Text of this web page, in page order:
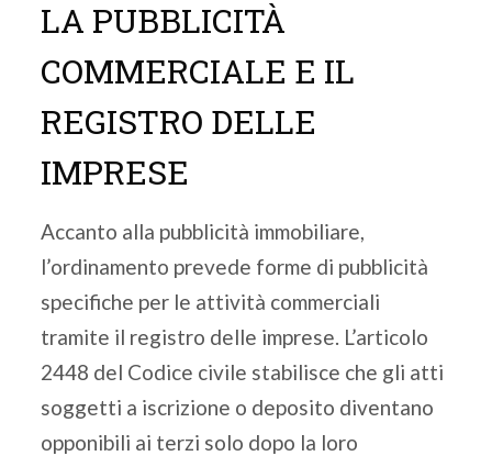
LA PUBBLICITÀ
COMMERCIALE E IL
REGISTRO DELLE
IMPRESE
Accanto alla pubblicità immobiliare,
l’ordinamento prevede forme di pubblicità
specifiche per le attività commerciali
tramite il registro delle imprese. L’articolo
2448 del Codice civile stabilisce che gli atti
soggetti a iscrizione o deposito diventano
opponibili ai terzi solo dopo la loro